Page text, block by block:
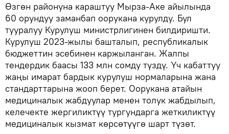
Өзгөн районуна караштуу Мырза-Аке айылында
60 орундуу заманбап оорукана курулду. Бул
тууралуу Курулуш министрлигинен билдиришти.
Курулуш 2023-жылы башталып, республикалык
бюджеттин эсебинен каржыланган. Жалпы
тендердик баасы 133 млн сомду түздү. Үч кабаттуу
жаңы имарат бардык курулуш нормаларына жана
стандарттарына жооп берет. Оорукана атайын
медициналык жабдуулар менен толук жабдылып,
келечекте жергиликтүү тургундарга жеткиликтүү
медициналык кызмат көрсөтүүгө шарт түзөт.